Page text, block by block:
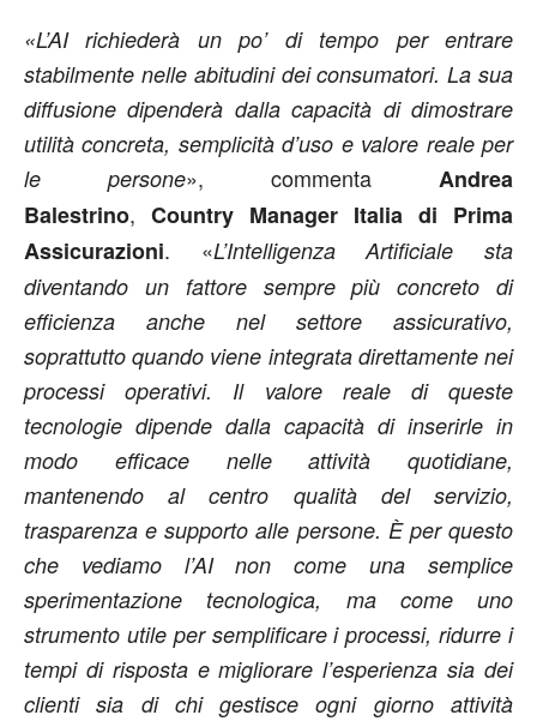
«L’AI richiederà un po’ di tempo per entrare
stabilmente nelle abitudini dei consumatori. La sua
diffusione dipenderà dalla capacità di dimostrare
utilità concreta, semplicità d’uso e valore reale per
le persone», commenta Andrea
Balestrino, Country Manager Italia di Prima
Assicurazioni. «L’Intelligenza Artificiale sta
diventando un fattore sempre più concreto di
efficienza anche nel settore assicurativo,
soprattutto quando viene integrata direttamente nei
processi operativi. Il valore reale di queste
tecnologie dipende dalla capacità di inserirle in
modo efficace nelle attività quotidiane,
mantenendo al centro qualità del servizio,
trasparenza e supporto alle persone. È per questo
che vediamo l’AI non come una semplice
sperimentazione tecnologica, ma come uno
strumento utile per semplificare i processi, ridurre i
tempi di risposta e migliorare l’esperienza sia dei
clienti sia di chi gestisce ogni giorno attività